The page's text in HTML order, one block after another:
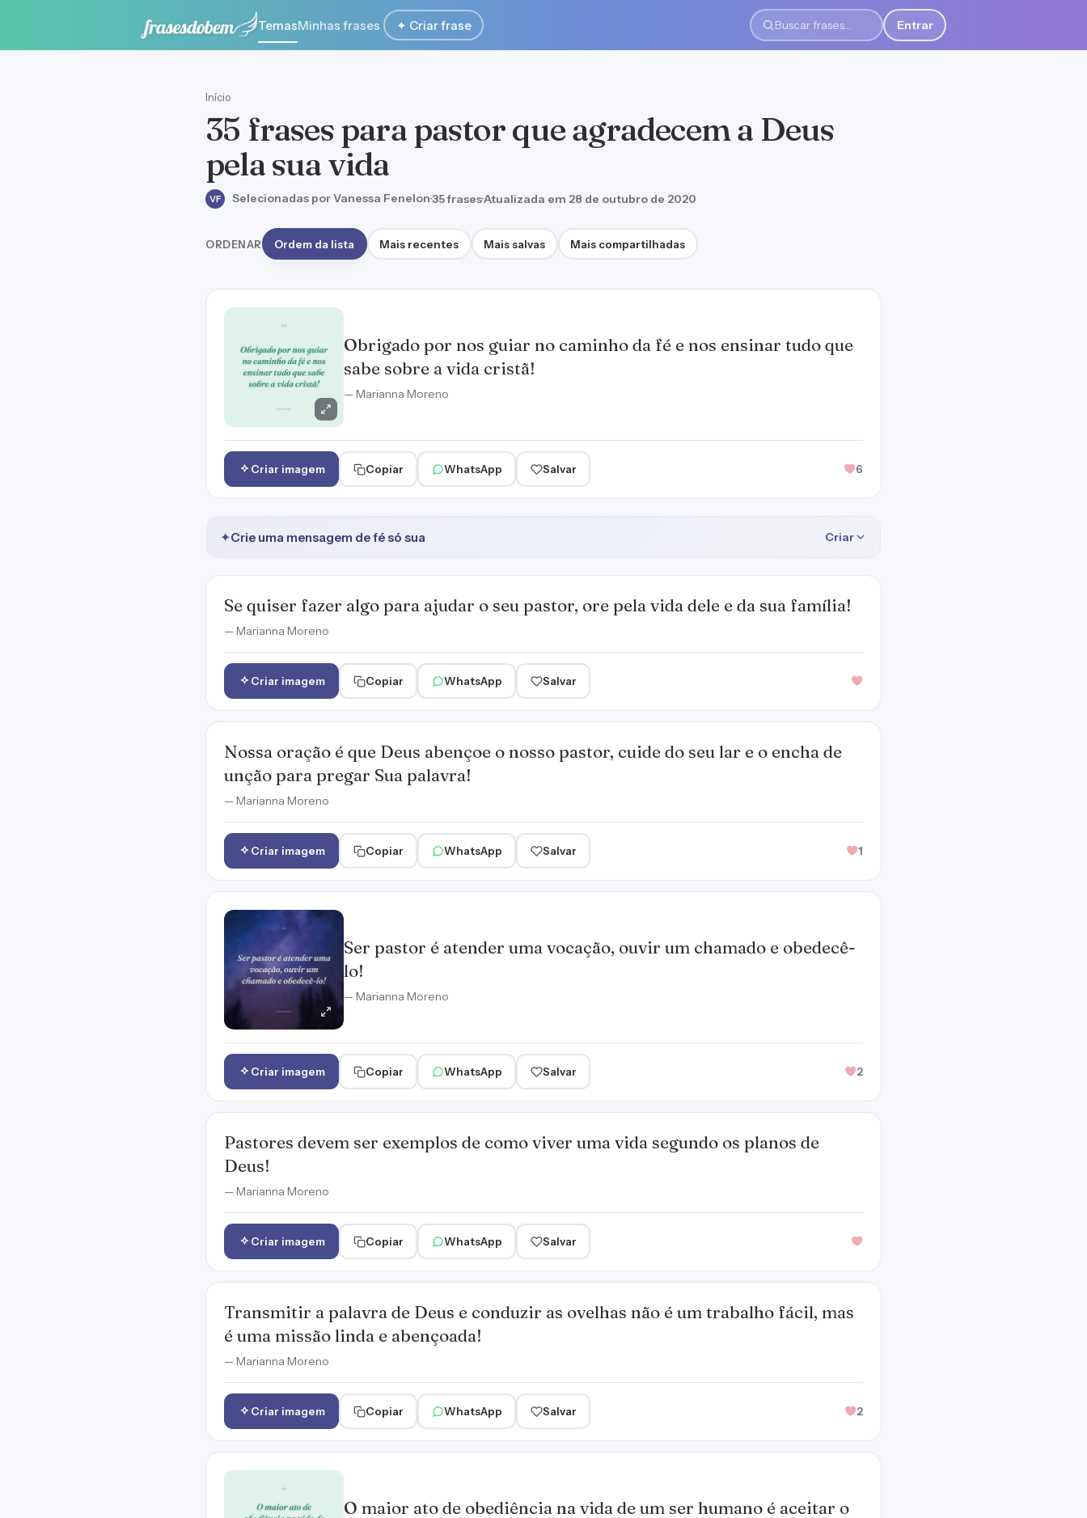
TemasMinhas frases ✦ Criar frase
Buscar frases
Entrar
Início
35 frases para pastor que agradecem a Deus
pela sua vida
VF Selecionadas por Vanessa Fenelon·35 frases·Atualizada em 28 de outubro de 2020
ORDENAR Ordem da lista Mais recentes Mais salvas Mais compartilhadas
Obrigado por nos guiar no caminho da fé e nos ensinar tudo que
sabe sobre a vida cristã!
— Marianna Moreno
Criar imagem Copiar WhatsApp Salvar 6
✦Crie uma mensagem de fé só sua Criar
Se quiser fazer algo para ajudar o seu pastor, ore pela vida dele e da sua família!
— Marianna Moreno
Criar imagem Copiar WhatsApp Salvar
Nossa oração é que Deus abençoe o nosso pastor, cuide do seu lar e o encha de
unção para pregar Sua palavra!
— Marianna Moreno
Criar imagem Copiar WhatsApp Salvar 1
Ser pastor é atender uma vocação, ouvir um chamado e obedecê-
lo!
— Marianna Moreno
Criar imagem Copiar WhatsApp Salvar 2
Pastores devem ser exemplos de como viver uma vida segundo os planos de
Deus!
— Marianna Moreno
Criar imagem Copiar WhatsApp Salvar
Transmitir a palavra de Deus e conduzir as ovelhas não é um trabalho fácil, mas
é uma missão linda e abençoada!
— Marianna Moreno
Criar imagem Copiar WhatsApp Salvar 2
O maior ato de obediência na vida de um ser humano é aceitar o